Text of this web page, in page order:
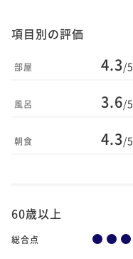
項目別の評価
部屋 4.3/5
風呂 3.6/5
朝食 4.3/5
60歳以上
総合点